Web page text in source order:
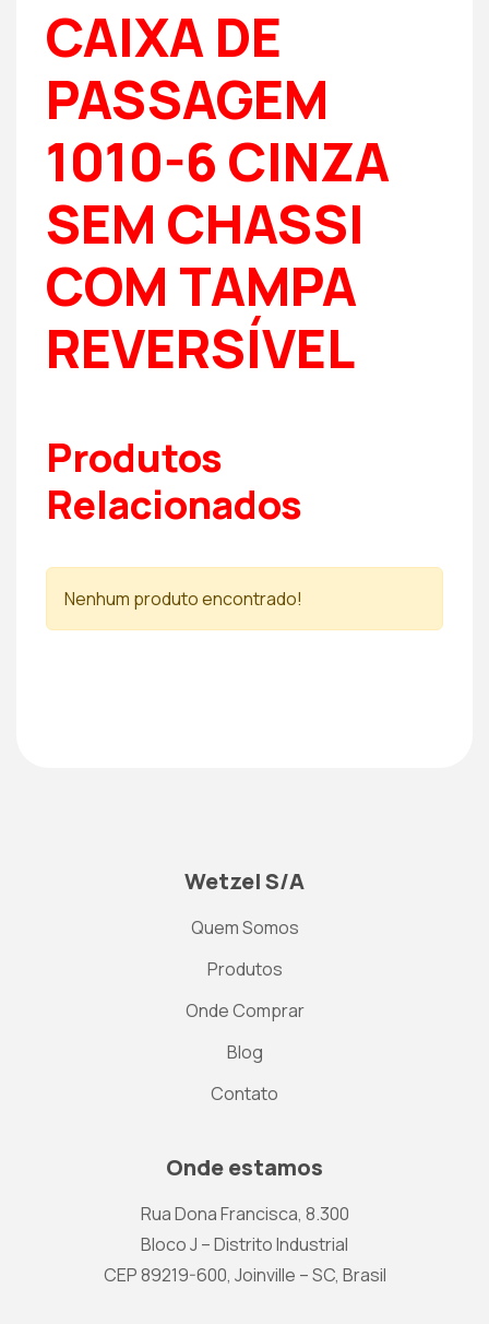
CAIXA DE
PASSAGEM
1010-6 CINZA
SEM CHASSI
COM TAMPA
REVERSÍVEL
Produtos
Relacionados
Nenhum produto encontrado!
Wetzel S/A
Quem Somos
Produtos
Onde Comprar
Blog
Contato
Onde estamos
Rua Dona Francisca, 8.300
Bloco J – Distrito Industrial
CEP 89219-600, Joinville – SC, Brasil